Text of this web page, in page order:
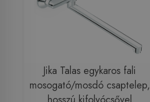
Jika Talas egykaros fali
mosogató/mosdó csaptelep,